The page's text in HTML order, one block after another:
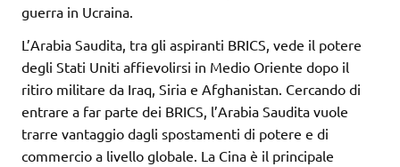
guerra in Ucraina.
L’Arabia Saudita, tra gli aspiranti BRICS, vede il potere
degli Stati Uniti affievolirsi in Medio Oriente dopo il
ritiro militare da Iraq, Siria e Afghanistan. Cercando di
entrare a far parte dei BRICS, l’Arabia Saudita vuole
trarre vantaggio dagli spostamenti di potere e di
commercio a livello globale. La Cina è il principale